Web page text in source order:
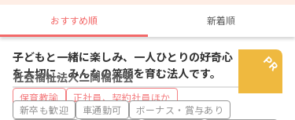
おすすめ順 新着順
社会福祉法人二岡福祉会
保育教諭 正社員、契約社員ほか
子どもと一緒に楽しみ、一人ひとりの好奇心
を大切に。みんなの笑顔を育む法人です。
新卒も歓迎 車通勤可
ボーナス・賞与あり